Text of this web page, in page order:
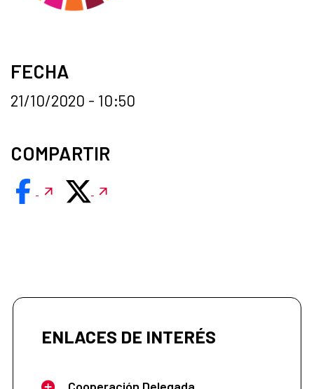
FECHA
21/10/2020 - 10:50
COMPARTIR
ENLACES DE INTERÉS